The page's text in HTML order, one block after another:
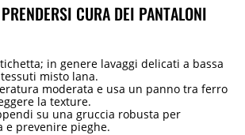
CURA DEI PANTALONI
in genere lavaggi delicati a bassa
misto lana.
moderata e usa un panno tra ferro
la texture.
su una gruccia robusta per
e prevenire pieghe.